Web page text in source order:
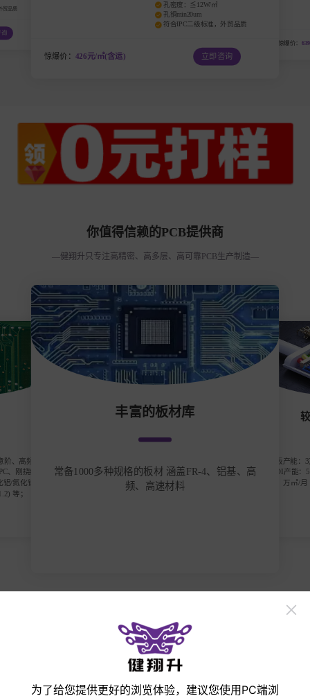
贸品质
孔密度：≦12W/㎡
孔铜min20um
符合IPC二级标准，外贸品质
惊爆价： 426元/㎡(含运) 立即咨询
惊爆价：
你值得信赖的PCB提供商
—健翔升只专注高精密、高多层、高可靠PCB生产制造—
、高频高速
、刚挠结合
/氮化铝陶瓷
等；
丰富的板材库
常备1000多种规格的板材 涵盖FR-4、铝基、高
频、高速材料
高频板产能：
月 HDI产能
万㎡/月
产品展示 收起
为了给您提供更好的浏览体验，建议您使用PC端浏